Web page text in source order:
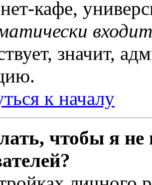
кафе,
значит,
к началу
чтобы я